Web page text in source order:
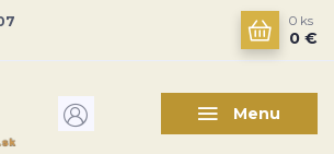
Menu
0 ks
0 €